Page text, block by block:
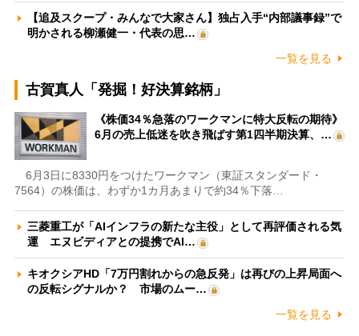
【追及スクープ・みんなで大家さん】独占入手“内部議事録”で
明かされる柳瀬健一・代表の思…
一覧を見る
古賀真人「発掘！好決算銘柄」
《株価34％急落のワークマンに特大反転の期待》
6月の売上低迷を吹き飛ばす第1四半期決算、…
6月3日に8330円をつけたワークマン（東証スタンダード・
7564）の株価は、わずか1カ月あまりで約34％下落…
三菱重工が「AIインフラの新たな主役」として再評価される気
運 エヌビディアとの提携でAI…
キオクシアHD「7万円割れからの急反発」は再びの上昇局面へ
の反転シグナルか？ 市場のムー…
一覧を見る